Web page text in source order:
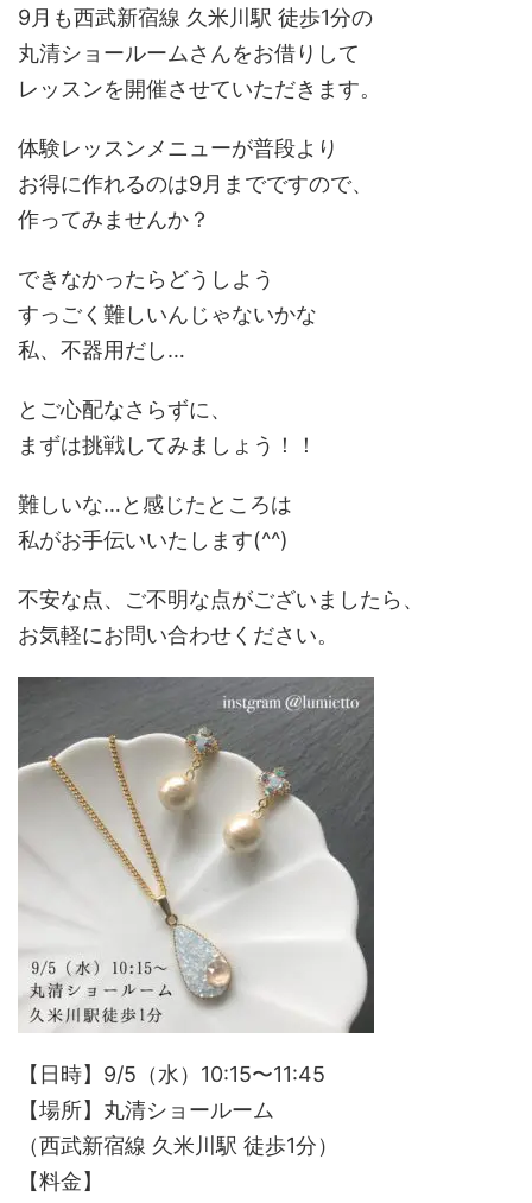
9月も西武新宿線 久米川駅 徒歩1分の
丸清ショールームさんをお借りして
レッスンを開催させていただきます。
体験レッスンメニューが普段より
お得に作れるのは9月までですので、
作ってみませんか？
できなかったらどうしよう
すっごく難しいんじゃないかな
私、不器用だし…
とご心配なさらずに、
まずは挑戦してみましょう！！
難しいな…と感じたところは
私がお手伝いいたします(^^)
不安な点、ご不明な点がございましたら、
お気軽にお問い合わせください。
【日時】9/5（水）10:15〜11:45
【場所】丸清ショールーム
（西武新宿線 久米川駅 徒歩1分）
【料金】